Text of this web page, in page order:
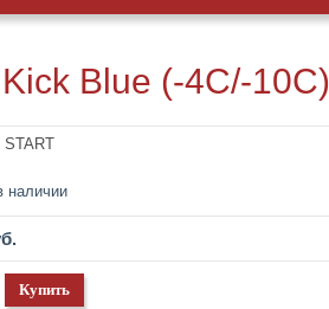
Blue (-4C/-10C)
START
наличии